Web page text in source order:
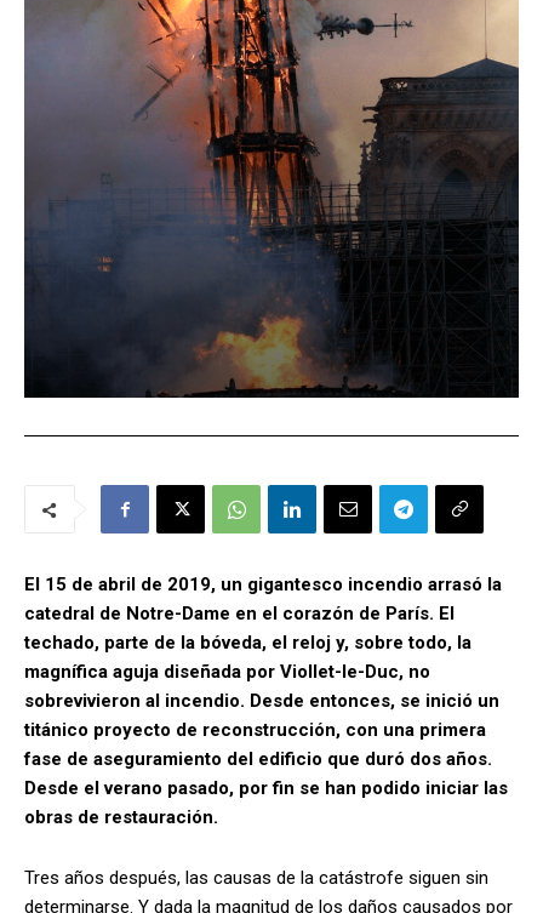
El 15 de abril de 2019, un gigantesco incendio arrasó la
catedral de Notre-Dame en el corazón de París. El
techado, parte de la bóveda, el reloj y, sobre todo, la
magnífica aguja diseñada por Viollet-le-Duc, no
sobrevivieron al incendio. Desde entonces, se inició un
titánico proyecto de reconstrucción, con una primera
fase de aseguramiento del edificio que duró dos años.
Desde el verano pasado, por fin se han podido iniciar las
obras de restauración.
Tres años después, las causas de la catástrofe siguen sin
determinarse. Y dada la magnitud de los daños causados por